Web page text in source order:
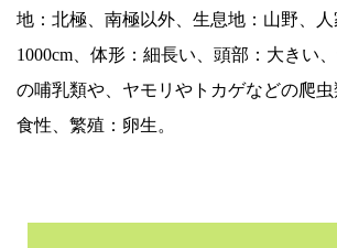
地：北極、南極以外、生息地：山野、人
1000cm、体形：細長い、頭部：大きい
の哺乳類や、ヤモリやトカゲなどの爬
食性、繁殖：卵生。